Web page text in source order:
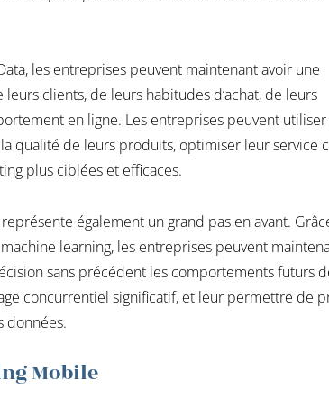
les entreprises peuvent maintenant avoir une
clients, de leurs habitudes d’achat, de leurs
en ligne. Les entreprises peuvent utiliser
qualité de leurs produits, optimiser leur service
plus ciblées et efficaces.
également un grand pas en avant.
learning, les entreprises peuvent
sans précédent les comportements futurs
concurrentiel significatif, et leur permettre de
données.
Mobile